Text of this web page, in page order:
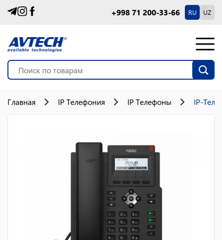
+998 71 200-33-66 RU UZ
Главная IP Телефония IP Телефоны IP-